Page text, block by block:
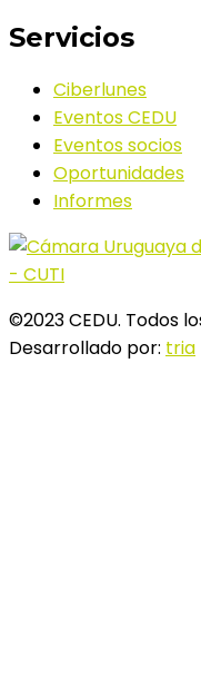
Servicios
Ciberlunes
Eventos CEDU
Eventos socios
Oportunidades
Informes
©2023 CEDU. Todos
Desarrollado por: tria